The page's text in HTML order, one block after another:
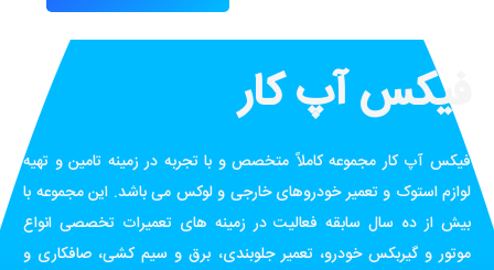
فیکس آپ کار
فیکس آپ کار مجموعه کاملاً متخصص و با تجربه در زمینه تامین و تهیه
لوازم استوک و تعمیر خودروهای خارجی و لوکس می باشد. این مجموعه با
بیش از ده سال سابقه فعالیت در زمینه های تعمیرات تخصصی انواع
موتور و گیربکس خودرو، تعمیر جلوبندی، برق و سیم کشی، صافکاری و